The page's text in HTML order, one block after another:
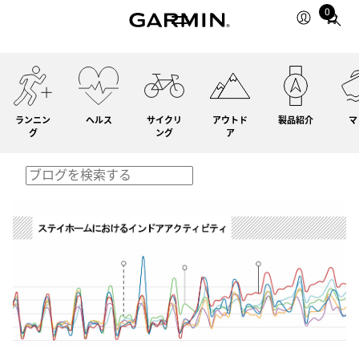
0
Total
ランニン
グ
ヘルス
サイクリ
ング
アウトド
ア
製品紹介